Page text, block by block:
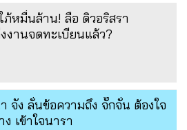
ภ้หมื่นล้าน! ลือ ดิวอริสรา
งานจดทะเบียนแล้ว?
จัง ลั่นข้อความถึง จั๊กจั่น ต้องใจ
ง เข้าใจนารา